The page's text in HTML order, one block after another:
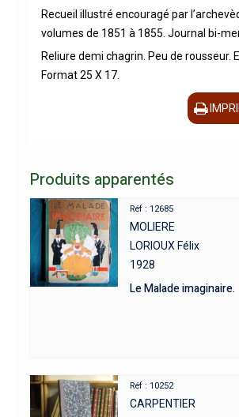
Recueil illustré encouragé par
volumes de 1851 à 1855. Journal bi-
Reliure demi chagrin. Peu de rousseur.
Format 25 X 17.
Produits apparentés
Réf : 12685
MOLIERE
LORIOUX Félix
1928
Le Malade imaginaire.
Réf : 10252
CARPENTIER